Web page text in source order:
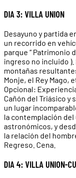
DIA 3: VILLA UNION
Desayuno y partida
un recorrido en
parque “ Patrimonio
ingreso no incluido
montañas
Monje, el Rey Mago,
Opcional:
Cañón del Triásico y
un lugar
la contemplación
astronómicos, y
la relación del
Regreso. Cena.
DIA 4: VILLA UNION-